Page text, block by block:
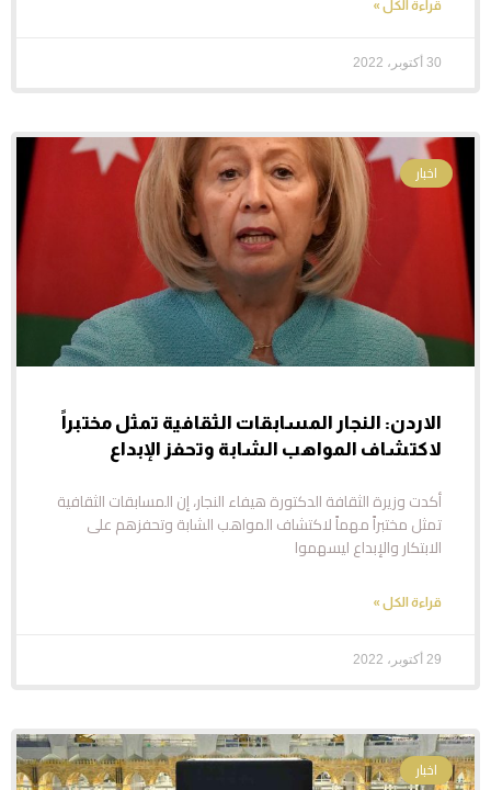
قراءة الكل »
30 أكتوبر، 2022
اخبار
الاردن: النجار المسابقات الثقافية تمثل مختبراً
لاكتشاف المواهب الشابة وتحفز الإبداع
أكدت وزيرة الثقافة الدكتورة هيفاء النجار، إن المسابقات الثقافية
تمثل مختبراً مهماً لاكتشاف المواهب الشابة وتحفزهم على
الابتكار والإبداع ليسهموا
قراءة الكل »
29 أكتوبر، 2022
اخبار